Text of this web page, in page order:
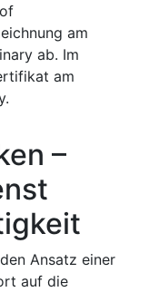
am
ab. Im
am
–
Ansatz einer
auf die